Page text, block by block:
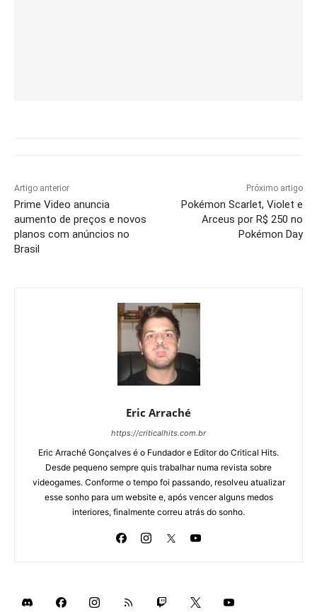
Artigo anterior
Prime Video anuncia
aumento de preços e novos
planos com anúncios no
Brasil
Próximo artigo
Pokémon Scarlet, Violet e
Arceus por R$ 250 no
Pokémon Day
Eric Arraché
https://criticalhits.com.br
Eric Arraché Gonçalves é o Fundador e Editor do Critical Hits.
Desde pequeno sempre quis trabalhar numa revista sobre
videogames. Conforme o tempo foi passando, resolveu atualizar
esse sonho para um website e, após vencer alguns medos
interiores, finalmente correu atrás do sonho.